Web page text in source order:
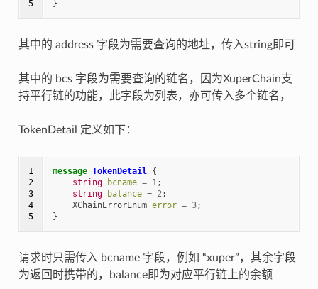
5
}
其中的 address 字段为需要查询的地址，传入string即可
其中的 bcs 字段为需要查询的链名，因为XuperChain支
持平行链的功能，此字段为列表，亦可传入多个链名，
TokenDetail 定义如下：
1
2
3
4
5
message TokenDetail {
string
bcname = 1;
string
balance = 2;
XChainErrorEnum error = 3;
}
请求时只需传入 bcname 字段，例如 “xuper”，其余字段
为返回时携带的，balance即为对应平行链上的余额